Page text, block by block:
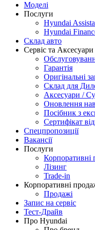
Моделі
Послуги
Hyundai
Hyundai
Склад авто
Сервіс та Аксесуари
Гарантія
Оригінальні
Склад для
Аксесуари /
Оновлення
Посібник з
Сертифікат
Спецпропозиції
Вакансії
Послуги
Корпоративні
Лізинг
Trade-in
Корпоративні
Продажі
Запис на сервіс
Тест-Драйв
Про Hyundai